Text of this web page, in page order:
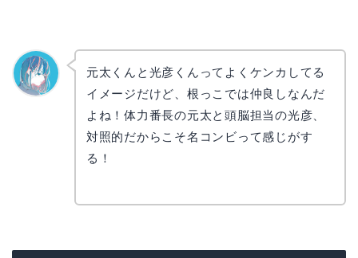
元太くんと光彦くんってよくケンカしてる
イメージだけど、根っこでは仲良しなんだ
よね！体力番長の元太と頭脳担当の光彦、
対照的だからこそ名コンビって感じがす
る！